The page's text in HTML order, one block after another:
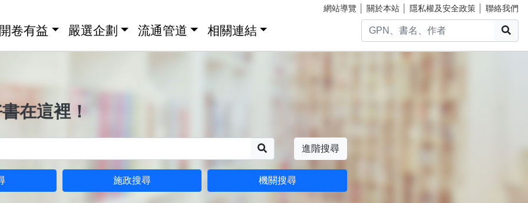
網站導覽 關於本站 隱私權及安全政策 聯絡我們
卷有益 嚴選企劃 流通管道 相關連結
在這裡！
進階搜尋
施政搜尋 機關搜尋